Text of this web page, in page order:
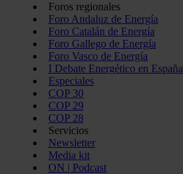
Foros regionales
Foro Andaluz de Energía
Foro Catalán de Energía
Foro Gallego de Energía
Foro Vasco de Energía
I Debate Energético en España
Especiales
COP 30
COP 29
COP 28
Servicios
Newsletter
Media kit
ON | Podcast